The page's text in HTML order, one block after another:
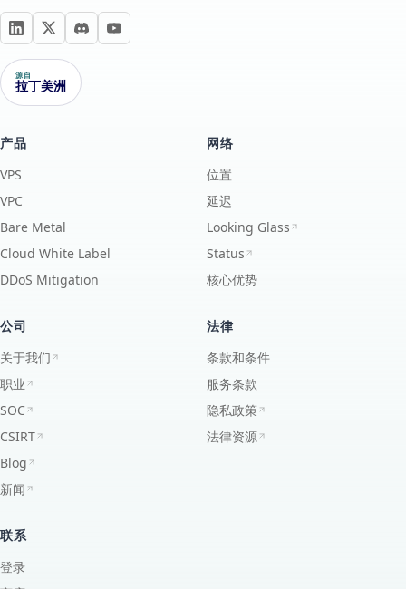
源自
拉丁美洲
产品
VPS
VPC
Bare Metal
Cloud White Label
DDoS Mitigation
网络
位置
延迟
Looking Glass
Status
核心优势
公司
关于我们
职业
SOC
CSIRT
Blog
新闻
法律
条款和条件
服务条款
隐私政策
法律资源
联系
登录